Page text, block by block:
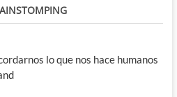
lo que nos hace humanos